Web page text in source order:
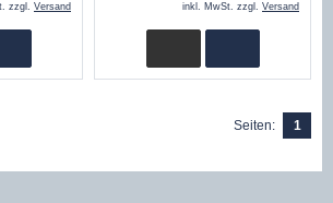
zzgl. Versand inkl. MwSt. zzgl. Versand
Seiten: 1